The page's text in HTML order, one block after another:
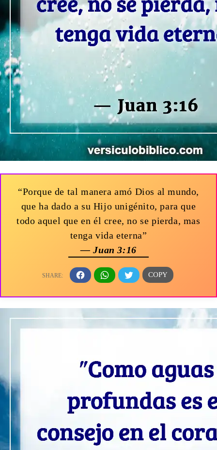
“Porque de tal manera amó Dios al mundo,
que ha dado a su Hijo unigénito, para que
todo aquel que en él cree, no se pierda, mas
tenga vida eterna”
— Juan 3:16